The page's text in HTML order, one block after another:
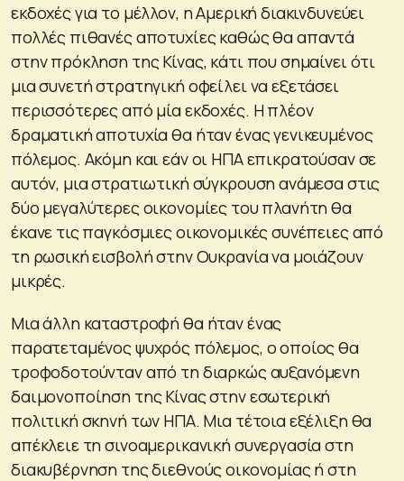
εκδοχές για το μέλλον, η Αμερική διακινδυνεύει
πολλές πιθανές αποτυχίες καθώς θα απαντά
στην πρόκληση της Κίνας, κάτι που σημαίνει ότι
μια συνετή στρατηγική οφείλει να εξετάσει
περισσότερες από μία εκδοχές. Η πλέον
δραματική αποτυχία θα ήταν ένας γενικευμένος
πόλεμος. Ακόμη και εάν οι ΗΠΑ επικρατούσαν σε
αυτόν, μια στρατιωτική σύγκρουση ανάμεσα στις
δύο μεγαλύτερες οικονομίες του πλανήτη θα
έκανε τις παγκόσμιες οικονομικές συνέπειες από
τη ρωσική εισβολή στην Ουκρανία να μοιάζουν
μικρές.
Μια άλλη καταστροφή θα ήταν ένας
παρατεταμένος ψυχρός πόλεμος, ο οποίος θα
τροφοδοτούνταν από τη διαρκώς αυξανόμενη
δαιμονοποίηση της Κίνας στην εσωτερική
πολιτική σκηνή των ΗΠΑ. Μια τέτοια εξέλιξη θα
απέκλειε τη σινοαμερικανική συνεργασία στη
διακυβέρνηση της διεθνούς οικονομίας ή στη